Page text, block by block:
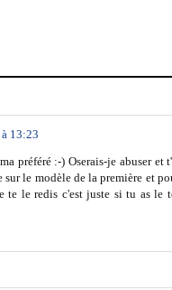
13:23
préféré :-) Oserais-je abuser
le modèle de la première et
te le redis c'est juste si tu as le